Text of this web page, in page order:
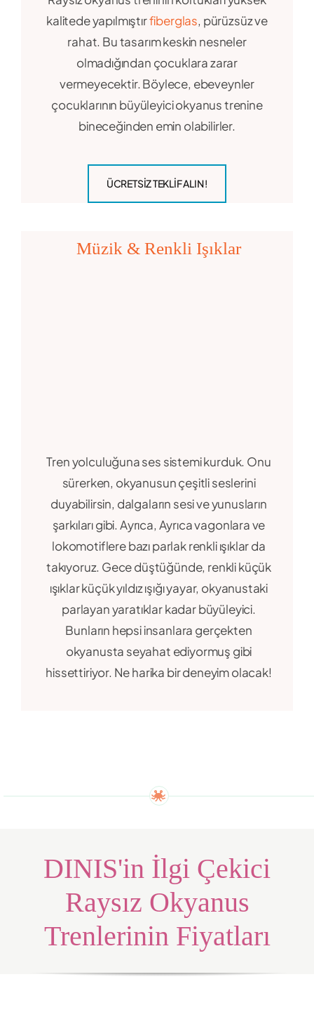
kalitede yapılmıştırfiberglas, pürüzsüz ve
rahat. Bu tasarım keskin nesneler
olmadığından çocuklara zarar
vermeyecektir. Böylece, ebeveynler
çocuklarının büyüleyici okyanus trenine
bineceğinden emin olabilirler.
ÜCRETSİZ TEKLIF ALIN !
Müzik & Renkli Işıklar
Tren yolculuğuna ses sistemi kurduk. Onu
sürerken, okyanusun çeşitli seslerini
duyabilirsin, dalgaların sesi ve yunusların
şarkıları gibi. Ayrıca, Ayrıca vagonlara ve
lokomotiflere bazı parlak renkli ışıklar da
takıyoruz. Gece düştüğünde, renkli küçük
ışıklar küçük yıldız ışığı yayar, okyanustaki
parlayan yaratıklar kadar büyüleyici.
Bunların hepsi insanlara gerçekten
okyanusta seyahat ediyormuş gibi
hissettiriyor. Ne harika bir deneyim olacak!
DINIS'in İlgi Çekici
Raysız Okyanus
Trenlerinin Fiyatları